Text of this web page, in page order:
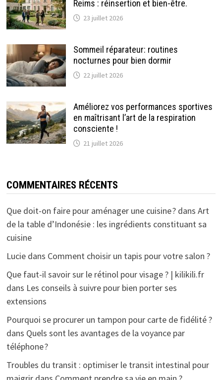
Reims : réinsertion et bien-être.
23 juillet 2026
Sommeil réparateur: routines
nocturnes pour bien dormir
22 juillet 2026
Améliorez vos performances sportives
en maîtrisant l’art de la respiration
consciente !
21 juillet 2026
COMMENTAIRES RÉCENTS
Que doit-on faire pour aménager une cuisine ?dans Art
de la table d’Indonésie : les ingrédients constituant sa
cuisine
Luciedans Comment choisir un tapis pour votre salon ?
Que faut-il savoir sur le rétinol pour visage ? | kilikili.fr
dans Les conseils à suivre pour bien porter ses
extensions
Pourquoi se procurer un tampon pour carte de fidélité ?
dans Quels sont les avantages de la voyance par
téléphone ?
Troubles du transit : optimiser le transit intestinal pour